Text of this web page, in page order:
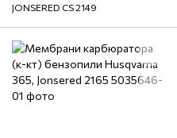
JONSERED CS 2149